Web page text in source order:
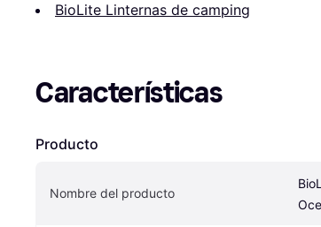
BioLite Linternas de camping
Características
Producto
Nombre del producto